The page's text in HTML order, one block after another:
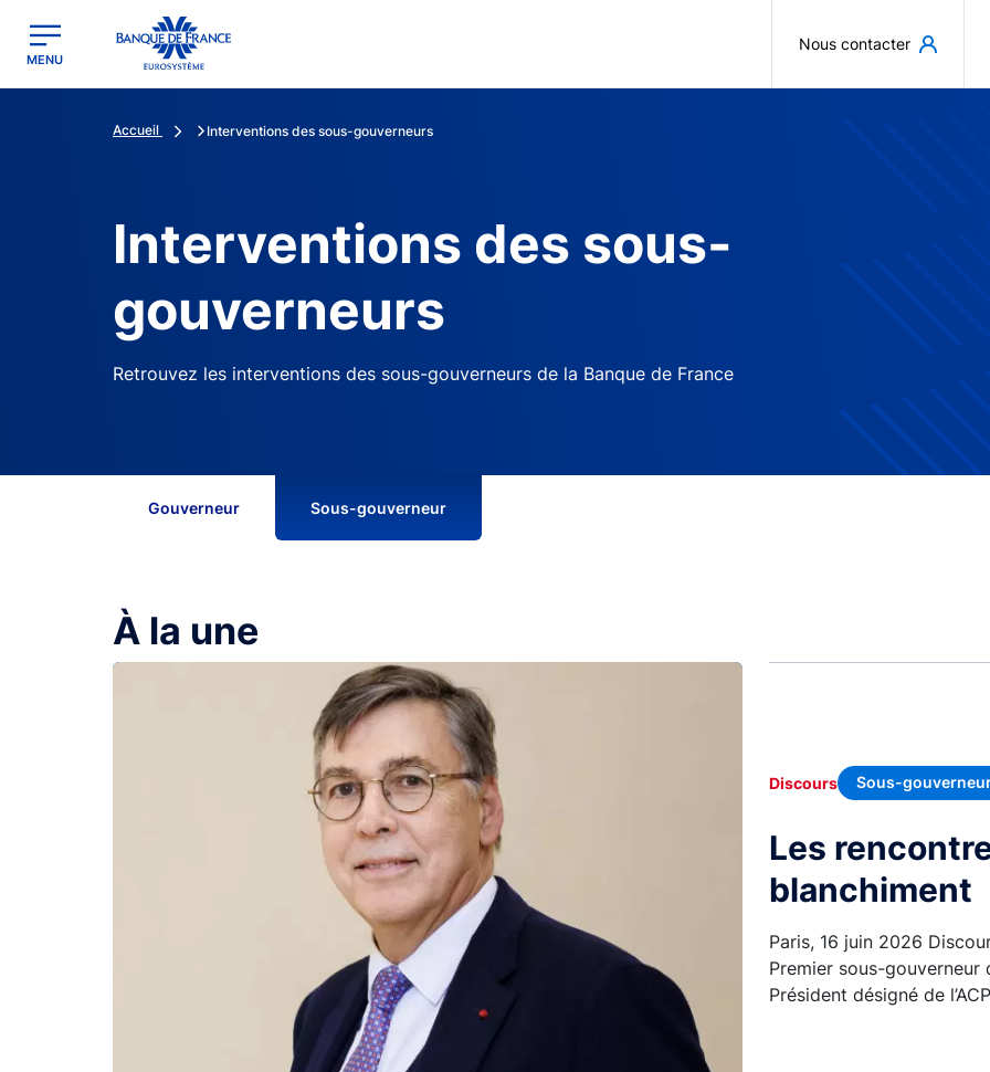
Banque de France - Menu Principal
MENU
Nous contacter
Accueil Interventions des sous-gouverneurs
Interventions des sous-
gouverneurs
Retrouvez les interventions des sous-gouverneurs de la Banque de France
Gouverneur Sous-gouverneur
À la une
Discours Sous-
Les
blanchiment
Paris, 16 juin 2026
Premier sous-gouverneur
Président désigné de